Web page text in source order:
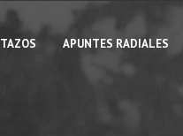
APUNTES RADIALES